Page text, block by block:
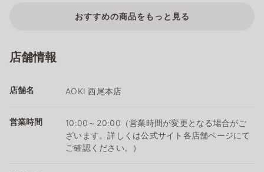
おすすめの商品をもっと見る
店舗情報
店舗名 AOKI 西尾本店
営業時間
10:00～20:00（営業時間が変更となる場合がご
ざいます。詳しくは公式サイト各店舗ページにて
ご確認ください。）